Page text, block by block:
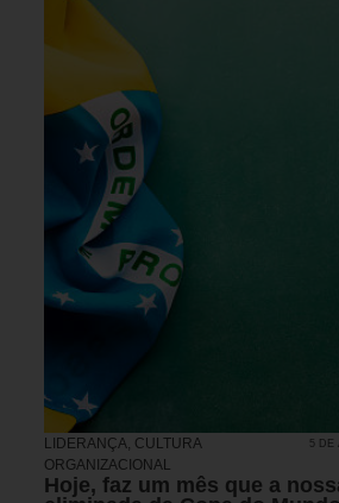
LIDERANÇA, CULTURA
ORGANIZACIONAL
5 DE
Hoje, faz um mês que a